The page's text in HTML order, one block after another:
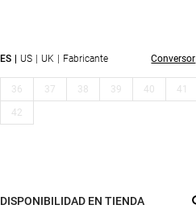
ES US UK Fabricante Conversor
36 37 38 39 40 41
42
DISPONIBILIDAD EN TIENDA